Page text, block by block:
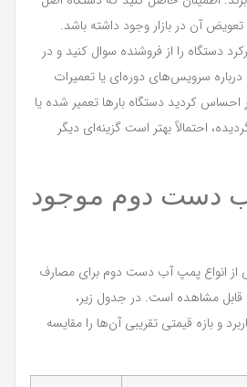
آن در بازار وجود داشته باشد.
دستگاه را از فروشنده سوال کنید و در
سرویس‌های دوره‌ای یا تعمیرات
کردید دستگاه بارها تعمیر شده یا
احتمالاً بهتر است گزینه‌ای دیگر
دست دوم موجود
از انواع پمپ آب دست دوم برای مصارف
مشاهده است. در جدول زیر،
و بازه قیمتی تقریبی آن‌ها را مقایسه